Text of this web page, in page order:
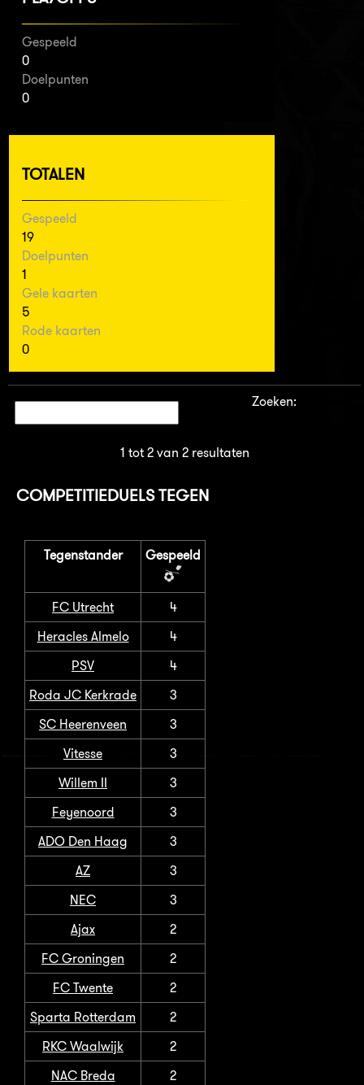
Gespeeld
0
Doelpunten
0
TOTALEN
Gespeeld
19
Doelpunten
1
Gele kaarten
5
Rode kaarten
0
Zoeken:
1 tot 2 van 2 resultaten
COMPETITIEDUELS TEGEN
Tegenstander Gespeeld
FC Utrecht
4
Heracles Almelo
4
PSV
4
Roda JC Kerkrade
3
SC Heerenveen
3
Vitesse
3
Willem II
3
Feyenoord
3
ADO Den Haag
3
AZ
3
NEC
3
Ajax
2
FC Groningen
2
FC Twente
2
Sparta Rotterdam
2
RKC Waalwijk
2
NAC Breda
2